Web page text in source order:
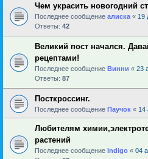
Чем украсить новогодний
Последнее сообщение алиска « 19
Ответы: 42
Великий пост начался.
рецептами!
Последнее сообщение Винни « 23
Ответы: 87
Посткроссинг.
Последнее сообщение Паучок « 14
Любителям
растений
Последнее сообщение Indigo « 04